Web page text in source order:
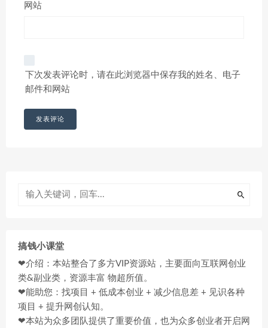
网站
下次发表评论时，请在此浏览器中保存我的姓名、电子
邮件和网站
搞钱小课堂
❤介绍：本站整合了多方VIP资源站，主要面向互联网创业
类&副业类，资源丰富 物超所值。
❤能助您：找项目 + 低成本创业 + 减少信息差 + 见识各种
项目 + 提升网创认知。
❤本站为众多团队提供了重要价值，也为众多创业者开启网